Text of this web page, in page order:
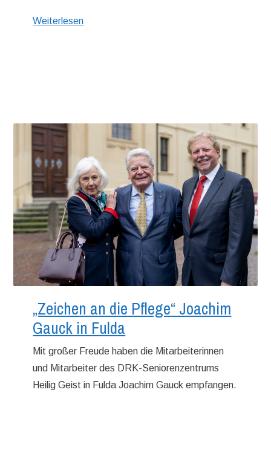
Weiterlesen
„Zeichen an die Pflege“ Joachim
Gauck in Fulda
Mit großer Freude haben die Mitarbeiterinnen
und Mitarbeiter des DRK-Seniorenzentrums
Heilig Geist in Fulda Joachim Gauck empfangen.